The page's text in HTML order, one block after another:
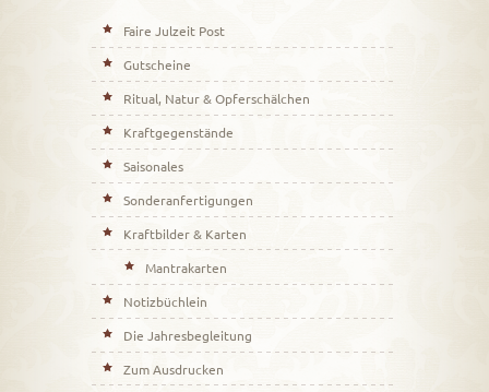
Faire Julzeit Post
Gutscheine
Ritual, Natur & Opferschälchen
Kraftgegenstände
Saisonales
Sonderanfertigungen
Kraftbilder & Karten
Mantrakarten
Notizbüchlein
Die Jahresbegleitung
Zum Ausdrucken